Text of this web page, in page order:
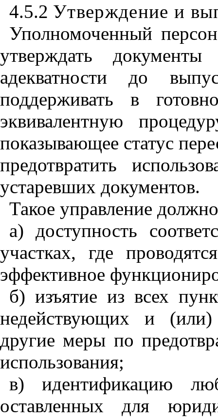
4.5.2 Утверждение и
Уполномоченный
утверждать
адекватности до
поддерживать в
эквивалентную
показывающее статус
предотвратить
устаревших документов.
Такое управление
а) доступность
участках, где
эффективное
б) изъятие из всех
недействующих и
другие меры по
использования;
в) идентификацию
оставленных для